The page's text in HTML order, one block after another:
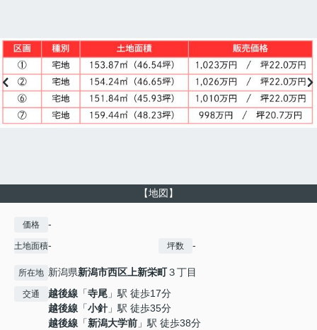
【地図】
価格 -
土地面積- 坪数 -
所在地 新潟県新潟市西区 上新栄町３丁目
交通 越後線 「寺尾 」駅 徒歩17分
越後線 「小針」駅 徒歩35分
越後線 「新潟大学前 」駅 徒歩38分